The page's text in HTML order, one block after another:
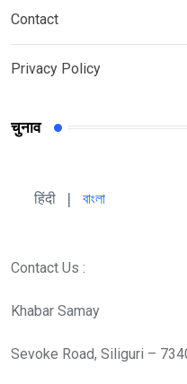
Contact
Privacy Policy
चुनाव
हिंदी | বাংলা
Contact Us :
Khabar Samay
Sevoke Road, Siliguri –